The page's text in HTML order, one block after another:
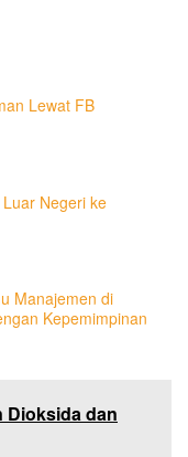
Lewat FB
Negeri ke
Manajemen di
Kepemimpinan
Dioksida dan